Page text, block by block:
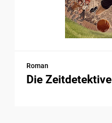
Roman
Die Zeitdetektive